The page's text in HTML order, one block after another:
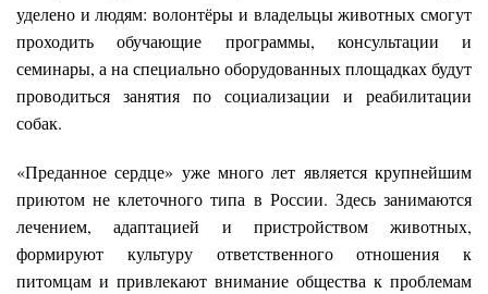
уделено и людям: волонтёры и владельцы животных смогут
проходить обучающие программы, консультации и
семинары, а на специально оборудованных площадках будут
проводиться занятия по социализации и реабилитации
собак.
«Преданное сердце» уже много лет является крупнейшим
приютом не клеточного типа в России. Здесь занимаются
лечением, адаптацией и пристройством животных,
формируют культуру ответственного отношения к
питомцам и привлекают внимание общества к проблемам